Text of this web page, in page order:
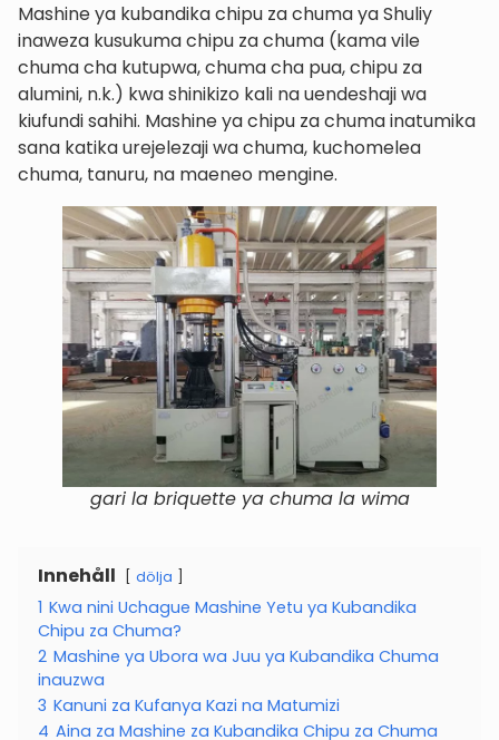
Mashine ya kubandika chipu za chuma ya Shuliy
inaweza kusukuma chipu za chuma (kama vile
chuma cha kutupwa, chuma cha pua, chipu za
alumini, n.k.) kwa shinikizo kali na uendeshaji wa
kiufundi sahihi. Mashine ya chipu za chuma inatumika
sana katika urejelezaji wa chuma, kuchomelea
chuma, tanuru, na maeneo mengine.
gari la briquette ya chuma la wima
Innehåll dölja
1 Kwa nini Uchague Mashine Yetu ya Kubandika
Chipu za Chuma?
2 Mashine ya Ubora wa Juu ya Kubandika Chuma
inauzwa
3 Kanuni za Kufanya Kazi na Matumizi
4 Aina za Mashine za Kubandika Chipu za Chuma